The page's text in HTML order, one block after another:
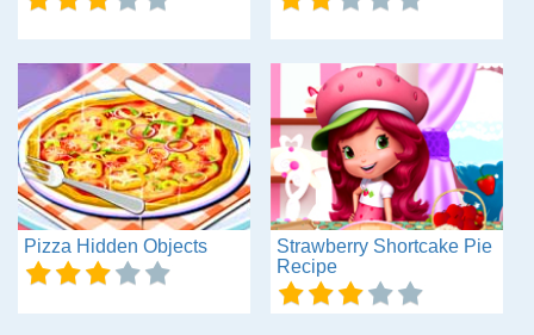
Pizza Hidden Objects
Strawberry Shortcake Pie
Recipe